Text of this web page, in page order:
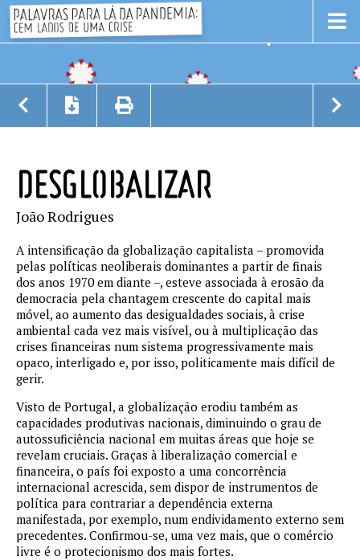
DESGLOBALIZAR
João Rodrigues
A intensificação da globalização capitalista – promovida
pelas políticas neoliberais dominantes a partir de finais
dos anos 1970 em diante –, esteve associada à erosão da
democracia pela chantagem crescente do capital mais
móvel, ao aumento das desigualdades sociais, à crise
ambiental cada vez mais visível, ou à multiplicação das
crises financeiras num sistema progressivamente mais
opaco, interligado e, por isso, politicamente mais difícil de
gerir.
Visto de Portugal, a globalização erodiu também as
capacidades produtivas nacionais, diminuindo o grau de
autossuficiência nacional em muitas áreas que hoje se
revelam cruciais. Graças à liberalização comercial e
financeira, o país foi exposto a uma concorrência
internacional acrescida, sem dispor de instrumentos de
política para contrariar a dependência externa
manifestada, por exemplo, num endividamento externo sem
precedentes. Confirmou-se, uma vez mais, que o comércio
livre é o protecionismo dos mais fortes.